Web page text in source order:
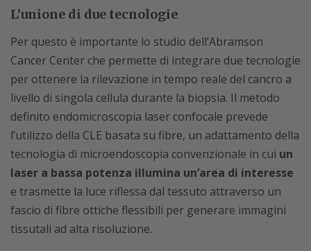
L’unione di due tecnologie
Per questo è importante lo studio dell’Abramson
Cancer Center che permette di integrare due tecnologie
per ottenere la rilevazione in tempo reale del cancro a
livello di singola cellula durante la biopsia. Il metodo
definito endomicroscopia laser confocale prevede
l’utilizzo della CLE basata su fibre, un adattamento della
tecnologia di microendoscopia convenzionale in cui un
laser a bassa potenza illumina un’area di interesse
e trasmette la luce riflessa dal tessuto attraverso un
fascio di fibre ottiche flessibili per generare immagini
tissutali ad alta risoluzione.